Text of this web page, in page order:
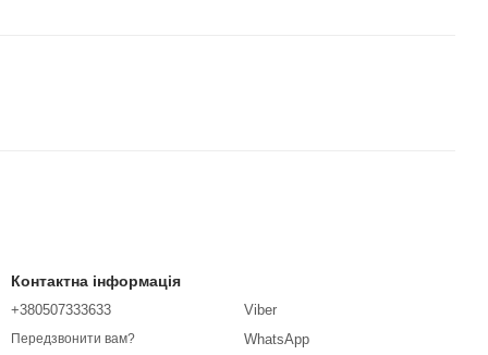
Контактна інформація
+380507333633
Передзвонити вам?
Viber
WhatsApp